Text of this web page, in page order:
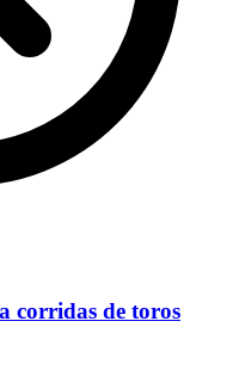
corridas de toros